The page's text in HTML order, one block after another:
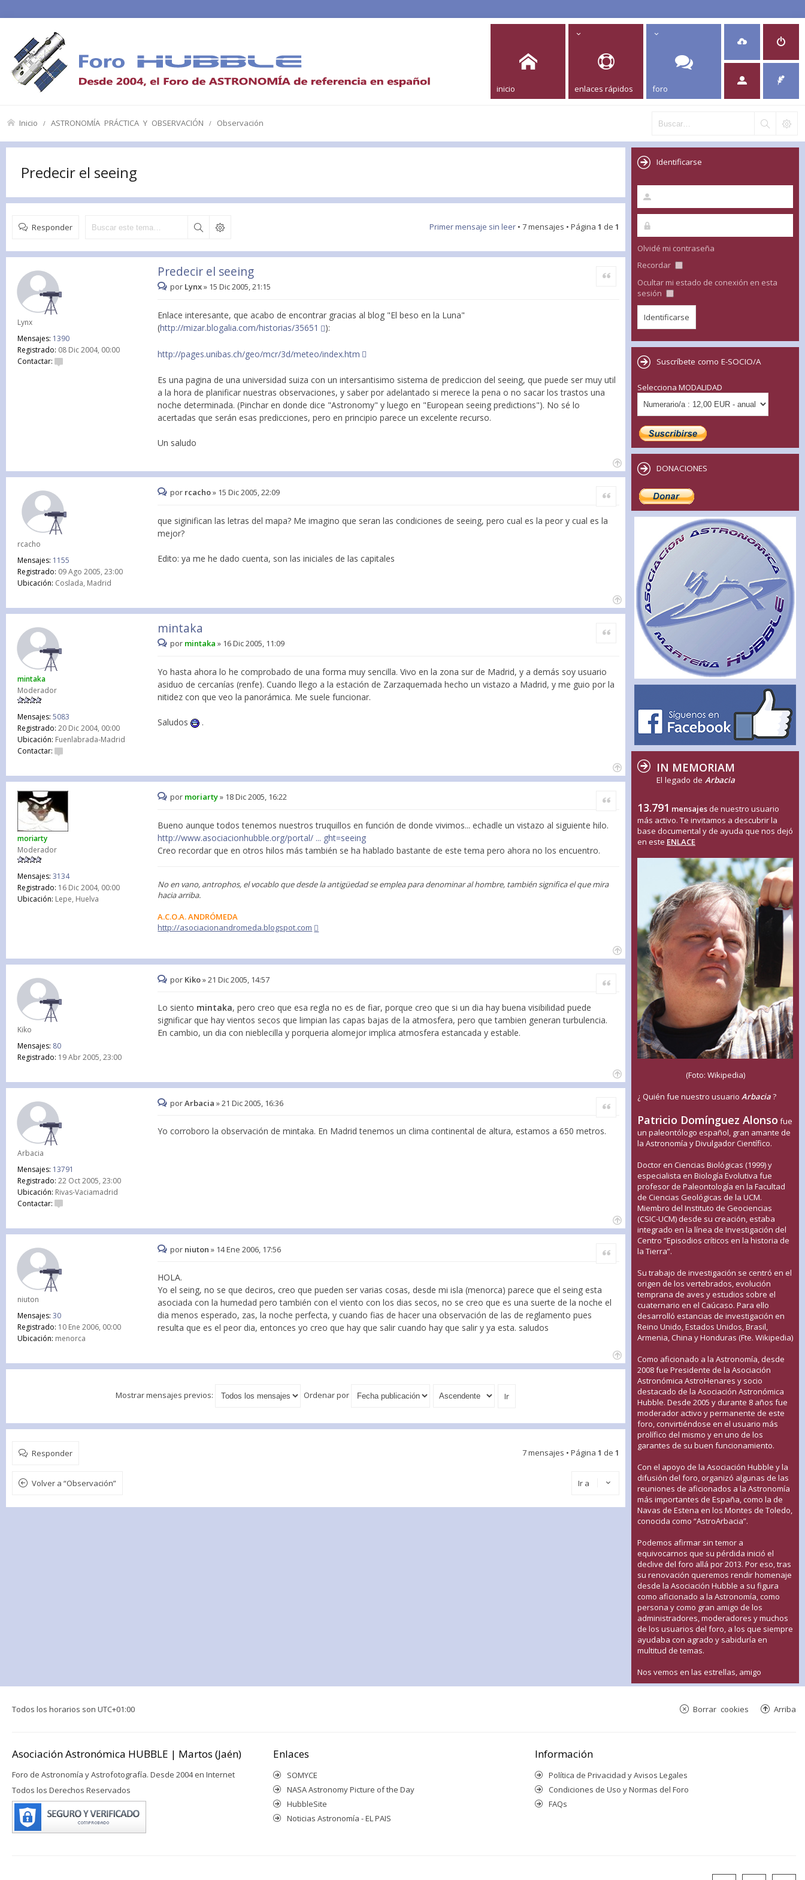
inicio enlaces rápidos foro
Inicio ASTRONOMÍA PRÁCTICA Y OBSERVACIÓN Observación
Predecir el seeing
Responder Primer mensaje sin leer • 7 mensajes • Página 1 de 1
Lynx
Mensajes: 1390
Registrado: 08 Dic 2004, 00:00
Contactar:
Predecir el seeing Citar
por Lynx» 15 Dic 2005, 21:15
Enlace interesante, que acabo de encontrar gracias al blog "El beso en la Luna"
(http://mizar.blogalia.com/historias/35651 ):
http://pages.unibas.ch/geo/mcr/3d/meteo/index.htm
Es una pagina de una universidad suiza con un intersantisimo sistema de prediccion del seeing, que puede ser muy util
a la hora de planificar nuestras observaciones, y saber por adelantado si merece la pena o no sacar los trastos una
noche determinada. (Pinchar en donde dice "Astronomy" y luego en "European seeing predictions"). No sé lo
acertadas que serán esas predicciones, pero en principio parece un excelente recurso.
Un saludo
rcacho
Mensajes: 1155
Registrado: 09 Ago 2005, 23:00
Ubicación: Coslada, Madrid
Citar
por rcacho» 15 Dic 2005, 22:09
que siginifican las letras del mapa? Me imagino que seran las condiciones de seeing, pero cual es la peor y cual es la
mejor?
Edito: ya me he dado cuenta, son las iniciales de las capitales
mintaka
Moderador
Mensajes: 5083
Registrado: 20 Dic 2004, 00:00
Ubicación: Fuenlabrada-Madrid
Contactar:
mintaka Citar
por mintaka » 16 Dic 2005, 11:09
Yo hasta ahora lo he comprobado de una forma muy sencilla. Vivo en la zona sur de Madrid, y a demás soy usuario
asiduo de cercanías (renfe). Cuando llego a la estación de Zarzaquemada hecho un vistazo a Madrid, y me guio por la
nitidez con que veo la panorámica. Me suele funcionar.
Saludos .
moriarty
Moderador
Mensajes: 3134
Registrado: 16 Dic 2004, 00:00
Ubicación: Lepe, Huelva
Citar
por moriarty» 18 Dic 2005, 16:22
Bueno aunque todos tenemos nuestros truquillos en función de donde vivimos... echadle un vistazo al siguiente hilo.
http://www.asociacionhubble.org/portal/ ... ght=seeing
Creo recordar que en otros hilos más también se ha hablado bastante de este tema pero ahora no los encuentro.
No en vano, antrophos, el vocablo que desde la antigüedad se emplea para denominar al hombre, también significa el que mira
hacia arriba.
A.C.O.A. ANDRÓMEDA
http://asociacionandromeda.blogspot.com
Kiko
Mensajes: 80
Registrado: 19 Abr 2005, 23:00
Citar
por Kiko»21 Dic 2005, 14:57
Lo siento mintaka, pero creo que esa regla no es de fiar, porque creo que si un dia hay buena visibilidad puede
significar que hay vientos secos que limpian las capas bajas de la atmosfera, pero que tambien generan turbulencia.
En cambio, un dia con nieblecilla y porqueria alomejor implica atmosfera estancada y estable.
Arbacia
Mensajes: 13791
Registrado: 22 Oct 2005, 23:00
Ubicación: Rivas-Vaciamadrid
Contactar:
Citar
porArbacia »21 Dic 2005, 16:36
Yo corroboro la observación de mintaka. En Madrid tenemos un clima continental de altura, estamos a 650 metros.
niuton
Mensajes: 30
Registrado: 10 Ene 2006, 00:00
Ubicación: menorca
Citar
por niuton » 14 Ene 2006, 17:56
HOLA.
Yo el seing, no se que deciros, creo que pueden ser varias cosas, desde mi isla (menorca) parece que el seing esta
asociada con la humedad pero también con el viento con los dias secos, no se creo que es una suerte de la noche el
dia menos esperado, zas, la noche perfecta, y cuando fias de hacer una observación de las de reglamento pues
resulta que es el peor dia, entonces yo creo que hay que salir cuando hay que salir y ya esta. saludos
Mostrar mensajes previos: Ordenar por
Responder 7 mensajes • Página 1 de 1
Volver a “Observación” Ir a
Identificarse
Olvidé mi contraseña
Recordar
Ocultar mi estado de conexión en esta
sesión
Suscríbete como E-SOCIO/A
Selecciona MODALIDAD
DONACIONES
IN MEMORIAM
El legado de Arbacia
13.791 mensajes de nuestro usuario
más activo. Te invitamos a descubrir la
base documental y de ayuda que nos dejó
en este ENLACE
(Foto: Wikipedia)
¿ Quién fue nuestro usuario Arbacia?
Patricio Domínguez Alonso fue
un paleontólogo español, gran amante de
la Astronomía y Divulgador Científico.
Doctor en Ciencias Biológicas (1999) y
especialista en Biología Evolutiva fue
profesor de Paleontología en la Facultad
de Ciencias Geológicas de la UCM.
Miembro del Instituto de Geociencias
(CSIC-UCM) desde su creación, estaba
integrado en la línea de Investigación del
Centro “Episodios críticos en la historia de
la Tierra”.
Su trabajo de investigación se centró en el
origen de los vertebrados, evolución
temprana de aves y estudios sobre el
cuaternario en el Caúcaso. Para ello
desarrolló estancias de investigación en
Reino Unido, Estados Unidos, Brasil,
Armenia, China y Honduras (Fte. Wikipedia)
Como aficionado a la Astronomía, desde
2008 fue Presidente de la Asociación
Astronómica AstroHenares y socio
destacado de la Asociación Astronómica
Hubble. Desde 2005 y durante 8 años fue
moderador activo y permanente de este
foro, convirtiéndose en el usuario más
prolífico del mismo y en uno de los
garantes de su buen funcionamiento.
Con el apoyo de la Asociación Hubble y la
difusión del foro, organizó algunas de las
reuniones de aficionados a la Astronomía
más importantes de España, como la de
Navas de Estena en los Montes de Toledo,
conocida como “AstroArbacia”.
Podemos afirmar sin temor a
equivocarnos que su pérdida inició el
declive del foro allá por 2013. Por eso, tras
su renovación queremos rendir homenaje
desde la Asociación Hubble a su figura
como aficionado a la Astronomía, como
persona y como gran amigo de los
administradores, moderadores y muchos
de los usuarios del foro, a los que siempre
ayudaba con agrado y sabiduría en
multitud de temas.
Nos vemos en las estrellas, amigo
Todos los horarios son UTC+01:00 Arriba
Borrar cookies
Asociación Astronómica HUBBLE | Martos (Jaén)
Foro de Astronomía y Astrofotografía. Desde 2004 en Internet
Todos los Derechos Reservados
Enlaces
SOMYCE
NASA Astronomy Picture of the Day
HubbleSite
Noticias Astronomía - EL PAIS
Información
Política de Privacidad y Avisos Legales
Condiciones de Uso y Normas del Foro
FAQs